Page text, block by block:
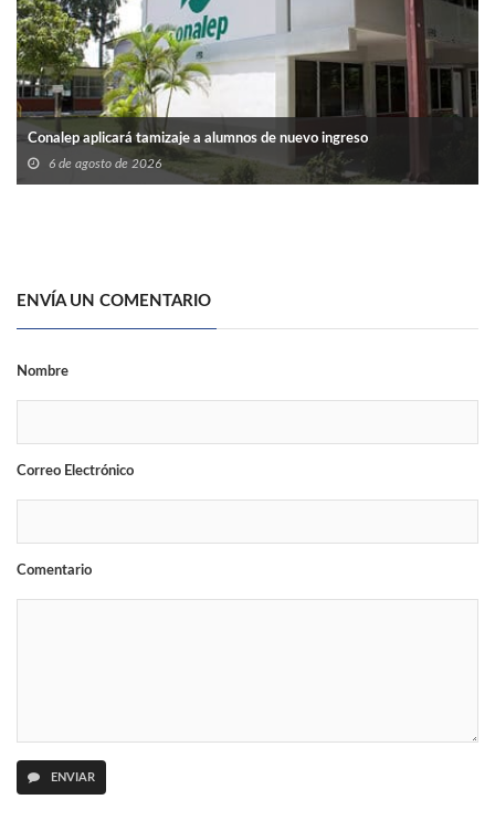
Conalep aplicará tamizaje a alumnos de nuevo ingreso
6 de agosto de 2026
ENVÍA UN COMENTARIO
Nombre
Correo Electrónico
Comentario
ENVIAR